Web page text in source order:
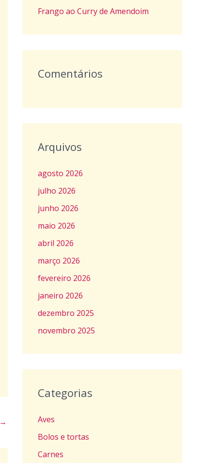
→
:
Frango ao Curry de Amendoim
Comentários
Arquivos
agosto 2026
julho 2026
junho 2026
maio 2026
abril 2026
março 2026
fevereiro 2026
janeiro 2026
dezembro 2025
novembro 2025
Categorias
Aves
Bolos e tortas
Carnes